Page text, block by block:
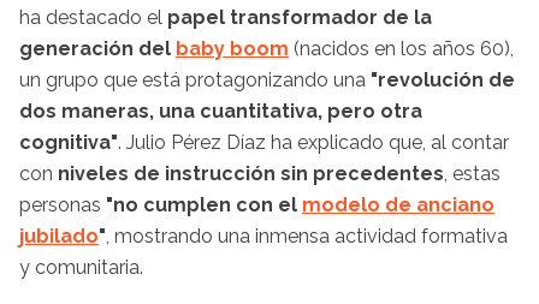
ha destacado el papel transformador de la
generación del baby boom (nacidos en los años 60),
un grupo que está protagonizando una "revolución de
dos maneras, una cuantitativa, pero otra
cognitiva". Julio Pérez Díaz ha explicado que, al contar
con niveles de instrucción sin precedentes, estas
personas "no cumplen con el modelo de anciano
jubilado", mostrando una inmensa actividad formativa
y comunitaria.